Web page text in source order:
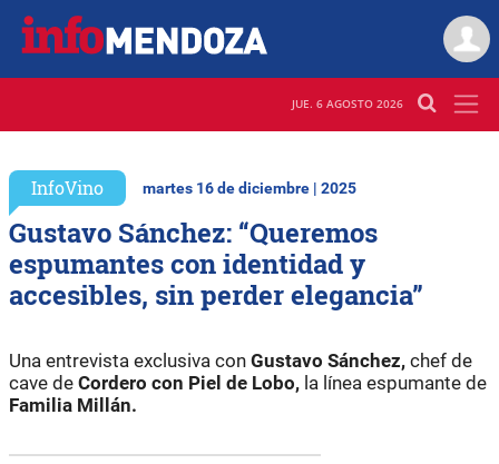
JUE. 6 AGOSTO 2026
InfoVino martes 16 de diciembre | 2025
Gustavo Sánchez: “Queremos
espumantes con identidad y
accesibles, sin perder elegancia”
Una entrevista exclusiva con Gustavo Sánchez, chef de
cave de Cordero con Piel de Lobo, la línea espumante de
Familia Millán.